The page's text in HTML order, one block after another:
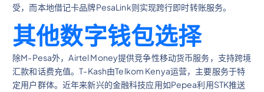
受，而本地借记卡品牌PesaLink则实现跨行即时转账服务。
其他数字钱包选择
除M-Pesa外，Airtel Money提供竞争性移动货币服务，支持跨境
汇款和话费充值。T-Kash由Telkom Kenya运营，主要服务于特
定用户群体。近年来新兴的金融科技应用如Pepea利用STK推送